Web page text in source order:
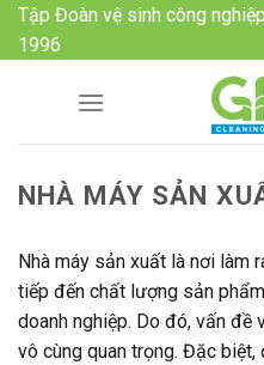
SkipTập Đoàn vệ sinh công
1996
NHÀ MÁY SẢN
Nhà máy sản xuất là nơi làm
tiếp đến chất lượng sản
doanh nghiệp. Do đó, vấn đề
vô cùng quan trọng. Đặc